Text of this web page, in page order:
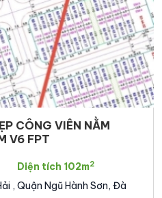
CÔNG VIÊN NẰM
V6 FPT
Diện tích 102m2
, Quận Ngũ Hành Sơn, Đà